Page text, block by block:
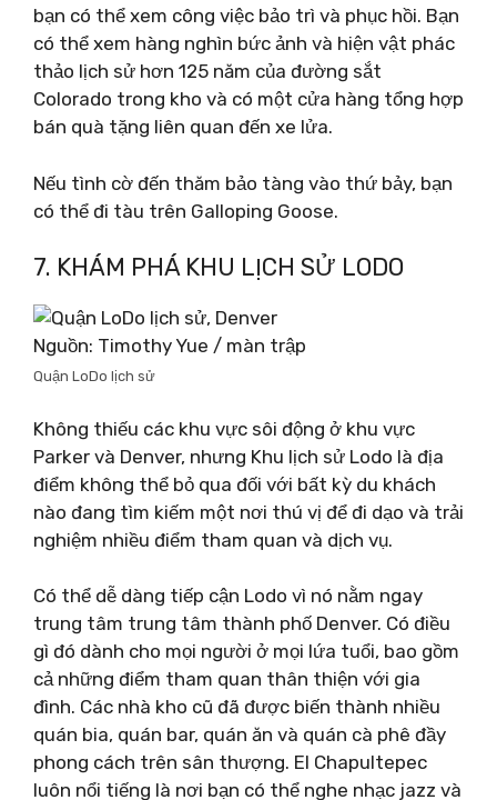
bạn có thể xem công việc bảo trì và phục hồi. Bạn
có thể xem hàng nghìn bức ảnh và hiện vật phác
thảo lịch sử hơn 125 năm của đường sắt
Colorado trong kho và có một cửa hàng tổng hợp
bán quà tặng liên quan đến xe lửa.
Nếu tình cờ đến thăm bảo tàng vào thứ bảy, bạn
có thể đi tàu trên Galloping Goose.
7. KHÁM PHÁ KHU LỊCH SỬ LODO
Nguồn: Timothy Yue / màn trập
Quận LoDo lịch sử
Không thiếu các khu vực sôi động ở khu vực
Parker và Denver, nhưng Khu lịch sử Lodo là địa
điểm không thể bỏ qua đối với bất kỳ du khách
nào đang tìm kiếm một nơi thú vị để đi dạo và trải
nghiệm nhiều điểm tham quan và dịch vụ.
Có thể dễ dàng tiếp cận Lodo vì nó nằm ngay
trung tâm trung tâm thành phố Denver. Có điều
gì đó dành cho mọi người ở mọi lứa tuổi, bao gồm
cả những điểm tham quan thân thiện với gia
đình. Các nhà kho cũ đã được biến thành nhiều
quán bia, quán bar, quán ăn và quán cà phê đầy
phong cách trên sân thượng. El Chapultepec
luôn nổi tiếng là nơi bạn có thể nghe nhạc jazz và